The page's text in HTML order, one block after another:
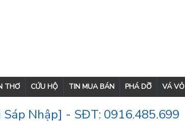
THƠ CỨU HỘ TIN MUA BÁN PHÁ DỠ VÁ VỎ
Nhập] - SĐT: 0916.485.699